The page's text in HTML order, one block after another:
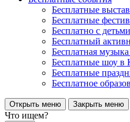
Бесплатные
Бесплатные
Бесплатно с
Бесплатный
Бесплатная
Бесплатные шоу в
Бесплатные
Бесплатное
Открыть меню Закрыть меню
Что ищем?